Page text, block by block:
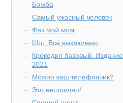
Бомба
Самый ужасный человек
Фак мой мозг
Шот. Всё выключено
Крокодил базовый. Издание
2021
Можно ваш телефончик?
Это нелогично!